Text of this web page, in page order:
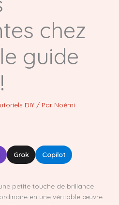
chez
guide
DIY / Par Noémi
Grok Copilot
petite touche de brillance
en une véritable œuvre